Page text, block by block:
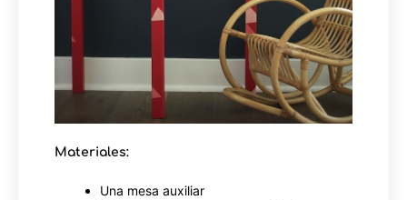
Materiales:
Una mesa auxiliar